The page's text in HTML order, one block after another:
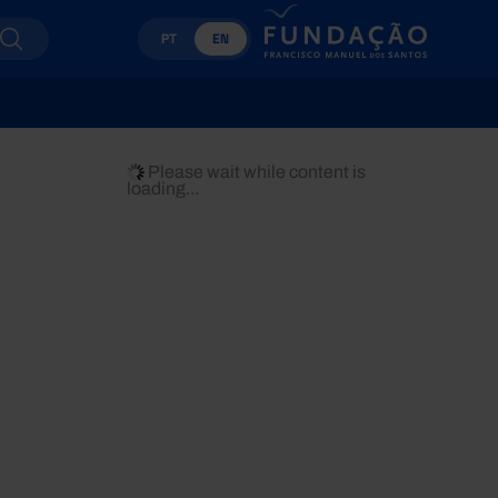
PT EN
Please wait while content is
loading...